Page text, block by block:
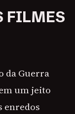
FILMES
da Guerra
um jeito
enredos